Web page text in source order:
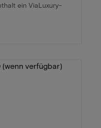
ein ViaLuxury-